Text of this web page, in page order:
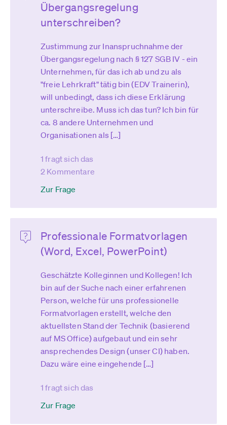
Übergangsregelung
unterschreiben?
Zustimmung zur Inanspruchnahme der
Übergangsregelung nach § 127 SGB IV - ein
Unternehmen, für das ich ab und zu als
"freie Lehrkraft" tätig bin (EDV Trainerin),
will unbedingt, dass ich diese Erklärung
unterschreibe. Muss ich das tun? Ich bin für
ca. 8 andere Unternehmen und
Organisationen als […]
1 fragt sich das
2 Kommentare
Zur Frage
Professionale Formatvorlagen
(Word, Excel, PowerPoint)
Geschätzte Kolleginnen und Kollegen! Ich
bin auf der Suche nach einer erfahrenen
Person, welche für uns professionelle
Formatvorlagen erstellt, welche den
aktuellsten Stand der Technik (basierend
auf MS Office) aufgebaut und ein sehr
ansprechendes Design (unser CI) haben.
Dazu wäre eine eingehende […]
1 fragt sich das
Zur Frage